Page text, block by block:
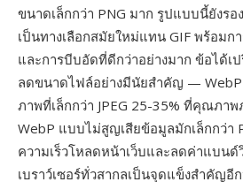
ขนาดเล็กกว่า PNG มาก รูปแบบนี้ยังร
เป็นทางเลือกสมัยใหม่แทน GIF พร้อมก
และการบีบอัดที่ดีกว่าอย่างมาก ข้อได้เ
ลดขนาดไฟล์อย่างมีนัยสำคัญ —
ภาพที่เล็กกว่า JPEG 25-35% ที่คุณภาพ
WebP แบบไม่สูญเสียข้อมูลมักเล็กกว่า
ความเร็วโหลดหน้าเว็บและลดค่าแบนด์
เบราว์เซอร์ทั่วสากลเป็นจุดแข็งสำคัญอี